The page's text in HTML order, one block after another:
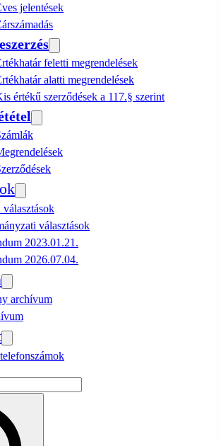
jelentések
feletti megrendelések
alatti megrendelések
értékű szerződések a 117.§ szerint
választások
2023.01.21.
2026.07.04.
archívum